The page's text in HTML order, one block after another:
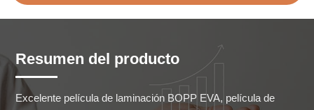
Resumen del producto
Excelente película de laminación BOPP EVA, película de